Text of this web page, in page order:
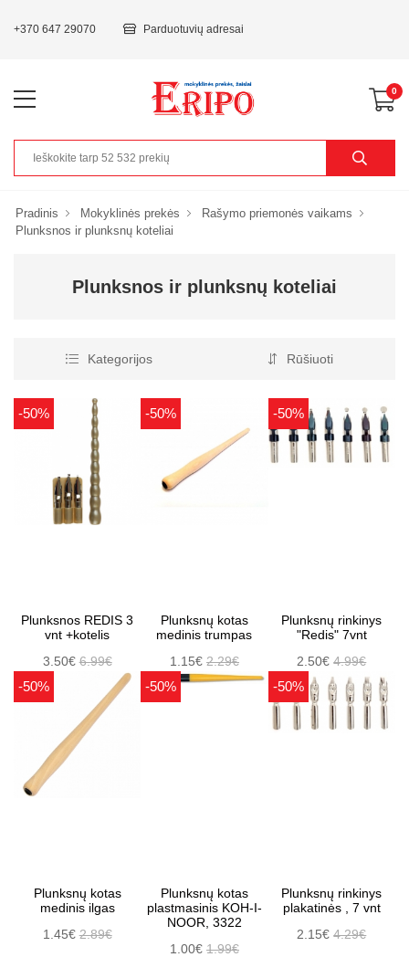
+370 647 29070 Parduotuvių adresai
0
Pradinis Mokyklinės prekės
Rašymo priemonės vaikams
Plunksnos ir plunksnų koteliai
Plunksnos ir plunksnų koteliai
Kategorijos Rūšiuoti
-50%
Plunksnos REDIS 3
vnt +kotelis
3.50€6.99€
-50%
Plunksnų kotas
medinis trumpas
1.15€ 2.29€
-50%
Plunksnų rinkinys
"Redis" 7vnt
2.50€4.99€
-50%
Plunksnų kotas
medinis ilgas
1.45€2.89€
-50%
Plunksnų kotas
plastmasinis KOH-I-
NOOR, 3322
1.00€ 1.99€
-50%
Plunksnų rinkinys
plakatinės , 7 vnt
2.15€4.29€